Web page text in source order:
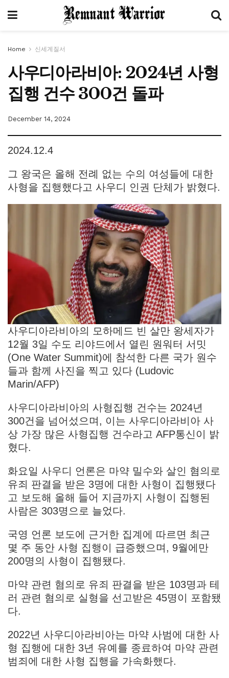
Home 신세계질서
사우디아라비아: 2024년 사형
집행 건수 300건 돌파
December 14, 2024
2024.12.4
그 왕국은 올해 전례 없는 수의 여성들에 대한
사형을 집행했다고 사우디 인권 단체가 밝혔다.
사우디아라비아의 모하메드 빈 살만 왕세자가
12월 3일 수도 리야드에서 열린 원워터 서밋
(One Water Summit)에 참석한 다른 국가 원수
들과 함께 사진을 찍고 있다 (Ludovic
Marin/AFP)
사우디아라비아의 사형집행 건수는 2024년
300건을 넘어섰으며, 이는 사우디아라비아 사
상 가장 많은 사형집행 건수라고 AFP통신이 밝
혔다.
화요일 사우디 언론은 마약 밀수와 살인 혐의로
유죄 판결을 받은 3명에 대한 사형이 집행됐다
고 보도해 올해 들어 지금까지 사형이 집행된
사람은 303명으로 늘었다.
국영 언론 보도에 근거한 집계에 따르면 최근
몇 주 동안 사형 집행이 급증했으며, 9월에만
200명의 사형이 집행됐다.
마약 관련 혐의로 유죄 판결을 받은 103명과 테
러 관련 혐의로 실형을 선고받은 45명이 포함됐
다.
2022년 사우디아라비아는 마약 사범에 대한 사
형 집행에 대한 3년 유예를 종료하여 마약 관련
범죄에 대한 사형 집행을 가속화했다.